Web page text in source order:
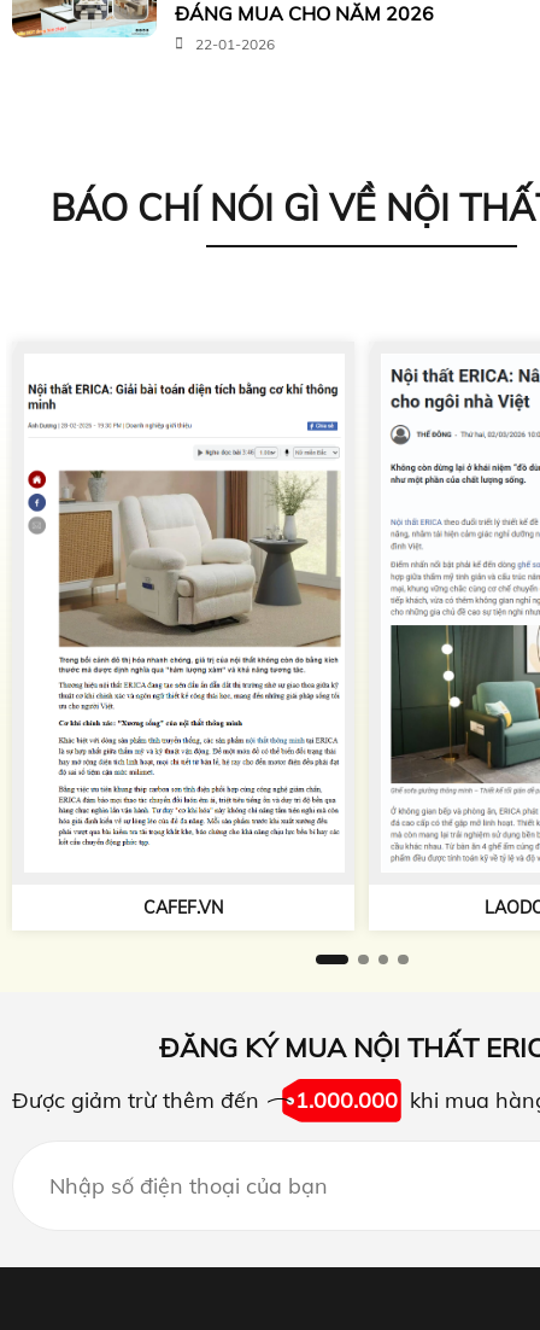
ĐÁNG MUA CHO NĂM 2026
22-01-2026
BÁO CHÍ NÓI GÌ VỀ NỘI
CAFEF.VN
ĐĂNG KÝ MUA NỘI THẤT
Được giảm trừ thêm đến 1.000.000 khi mua